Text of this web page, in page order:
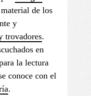
de los
y
trovadores.
en
la lectura
conoce con el
.